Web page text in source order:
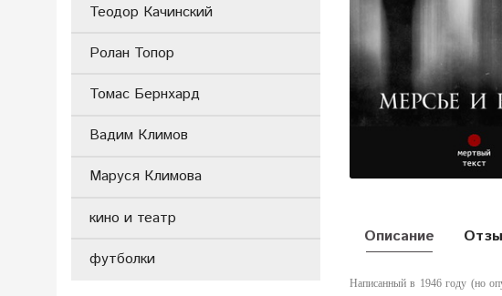
Описание
Написанный в 1946 году (но
Теодор Качинский
Ролан Топор
Томас Бернхард
Вадим Климов
Маруся Климова
кино и театр
футболки